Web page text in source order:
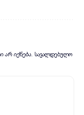
არ იქნება. სავალდებულო